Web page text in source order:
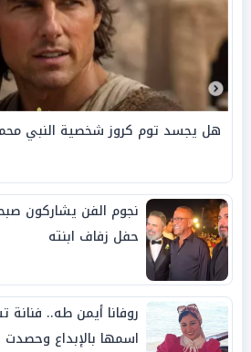
هل يجسد توم كروز شخصية النبي
نجوم الفن يشاركون
حفل زفاف ابنته
روفانا أيمن طه..
اسمها بالإبداع وحصدت